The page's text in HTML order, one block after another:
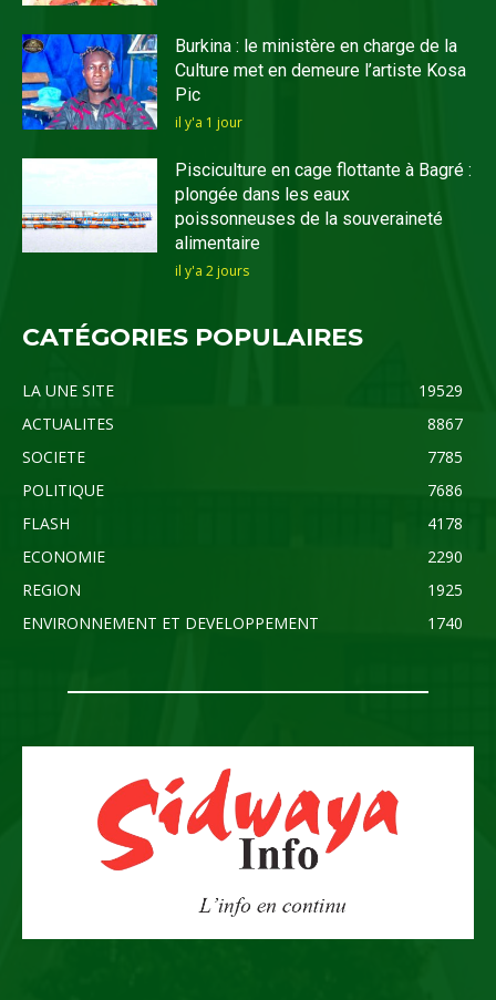
Burkina : le ministère en charge de la
Culture met en demeure l’artiste Kosa
Pic
il y'a 1 jour
Pisciculture en cage flottante à Bagré :
plongée dans les eaux
poissonneuses de la souveraineté
alimentaire
il y'a 2 jours
CATÉGORIES POPULAIRES
LA UNE SITE
19529
ACTUALITES
8867
SOCIETE
7785
POLITIQUE
7686
FLASH
4178
ECONOMIE
2290
REGION
1925
ENVIRONNEMENT ET DEVELOPPEMENT
1740